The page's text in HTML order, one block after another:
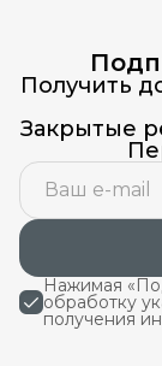
Получить
Закрытые
Нажимая
обработку
получения